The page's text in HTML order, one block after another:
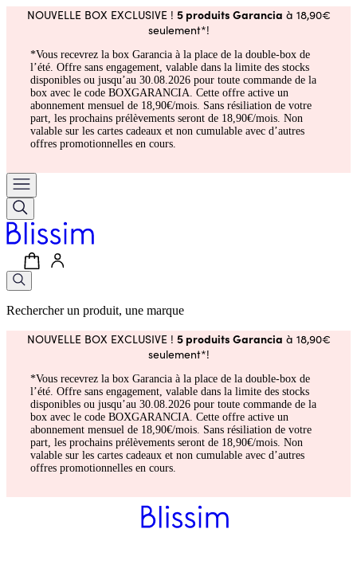
NOUVELLE BOX EXCLUSIVE ! 5 produits Garancia à 18,90€
seulement*!
*Vous recevrez la box Garancia à la place de la double-box de
l’été. Offre sans engagement, valable dans la limite des stocks
disponibles ou jusqu’au 30.08.2026 pour toute commande de la
box avec le code BOXGARANCIA. Cette offre active un
abonnement mensuel de 18,90€/mois. Sans résiliation de votre
part, les prochains prélèvements seront de 18,90€/mois. Non
valable sur les cartes cadeaux et non cumulable avec d’autres
offres promotionnelles en cours.
Rechercher un produit, une marque
NOUVELLE BOX EXCLUSIVE ! 5 produits Garancia à 18,90€
seulement*!
*Vous recevrez la box Garancia à la place de la double-box de
l’été. Offre sans engagement, valable dans la limite des stocks
disponibles ou jusqu’au 30.08.2026 pour toute commande de la
box avec le code BOXGARANCIA. Cette offre active un
abonnement mensuel de 18,90€/mois. Sans résiliation de votre
part, les prochains prélèvements seront de 18,90€/mois. Non
valable sur les cartes cadeaux et non cumulable avec d’autres
offres promotionnelles en cours.